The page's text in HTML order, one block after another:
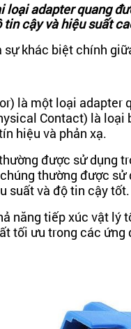
loại adapter quang
cậy và hiệu suất
khác biệt chính
là một loại
Contact) là
hiệu và phản xạ.
được sử dụng
thường được
suất và độ tin cậy tốt.
năng tiếp xúc vật lý
tối ưu trong các